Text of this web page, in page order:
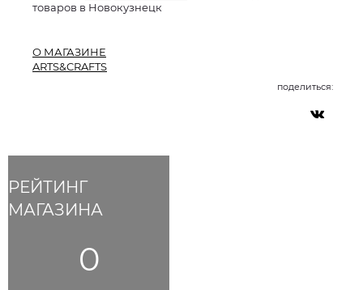
РЕЙТИНГ
МАГАЗИНА
0
товаров в Новокузнецк
О МАГАЗИНЕ
ARTS&CRAFTS
поделиться: